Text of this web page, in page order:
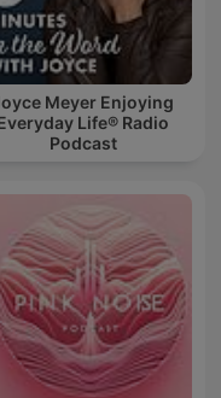
Meyer Enjoying
Life® Radio
Podcast